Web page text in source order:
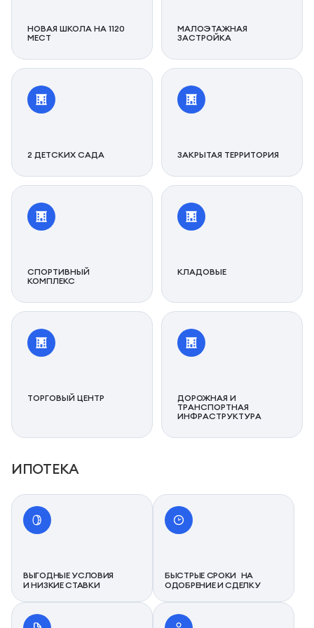
НОВАЯ ШКОЛА НА 1120
МЕСТ
МАЛОЭТАЖНАЯ
ЗАСТРОЙКА
2 ДЕТСКИХ САДА ЗАКРЫТАЯ ТЕРРИТОРИЯ
СПОРТИВНЫЙ
КОМПЛЕКС
КЛАДОВЫЕ
ТОРГОВЫЙ ЦЕНТР
ДОРОЖНАЯ И
ТРАНСПОРТНАЯ
ИНФРАСТРУКТУРА
ИПОТЕКА
ВЫГОДНЫЕ УСЛОВИЯ
И НИЗКИЕ СТАВКИ
БЫСТРЫЕ СРОКИ НА
ОДОБРЕНИЕ И СДЕЛКУ